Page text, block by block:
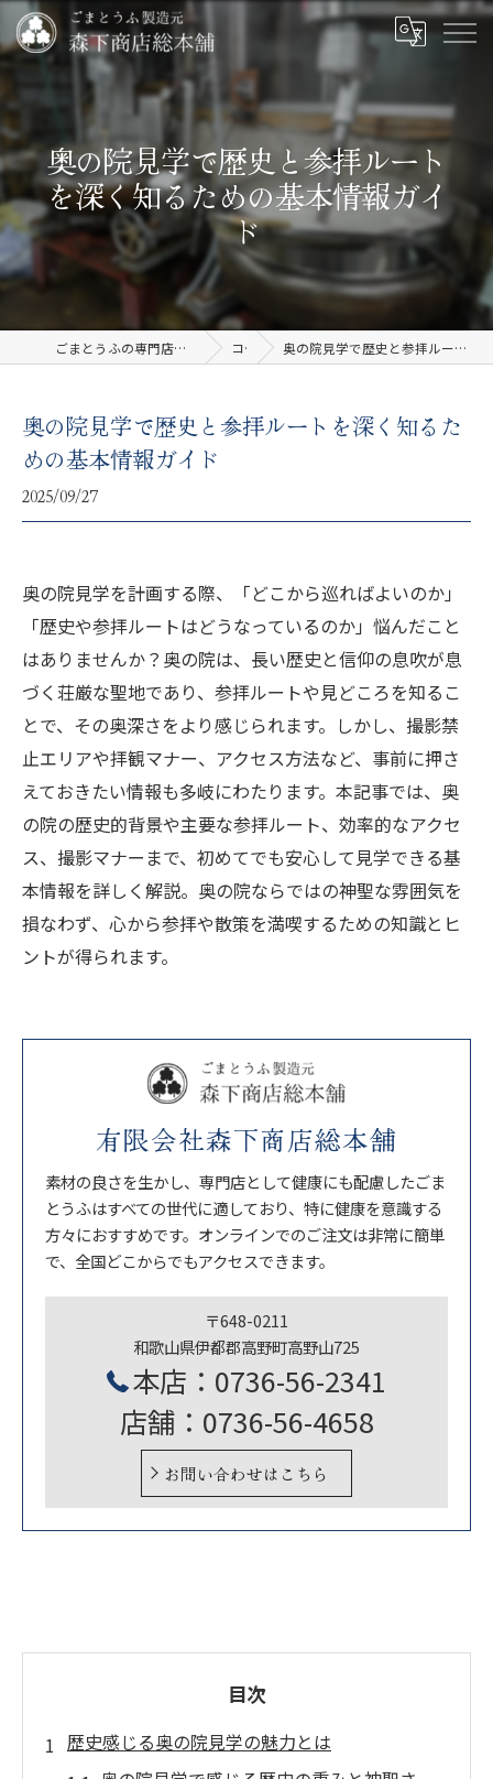
奥の院見学で歴史と参拝ルート
を深く知るための基本情報ガイ
ド
ごまとうふの専門店なら有限会社森下商店総本舗 コラム 奥の院見学で歴史と参拝ルートを深く知るための基本情報ガイド
奥の院見学で歴史と参拝ルートを深く知るた
めの基本情報ガイド
2025/09/27
奥の院見学を計画する際、「どこから巡ればよいのか」
「歴史や参拝ルートはどうなっているのか」悩んだこと
はありませんか？奥の院は、長い歴史と信仰の息吹が息
づく荘厳な聖地であり、参拝ルートや見どころを知るこ
とで、その奥深さをより感じられます。しかし、撮影禁
止エリアや拝観マナー、アクセス方法など、事前に押さ
えておきたい情報も多岐にわたります。本記事では、奥
の院の歴史的背景や主要な参拝ルート、効率的なアクセ
ス、撮影マナーまで、初めてでも安心して見学できる基
本情報を詳しく解説。奥の院ならではの神聖な雰囲気を
損なわず、心から参拝や散策を満喫するための知識とヒ
ントが得られます。
有限会社森下商店総本舗
素材の良さを生かし、専門店として健康にも配慮したごま
とうふはすべての世代に適しており、特に健康を意識する
方々におすすめです。オンラインでのご注文は非常に簡単
で、全国どこからでもアクセスできます。
〒648-0211
和歌山県伊都郡高野町高野山725
本店：0736-56-2341
店舗：0736-56-4658
お問い合わせはこちら
目次
歴史感じる奥の院見学の魅力とは